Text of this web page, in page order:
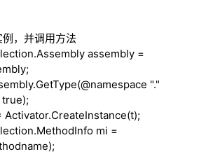
，并调用方法
assembly =
"."
true);
Activator.CreateInstance(t);
mi =